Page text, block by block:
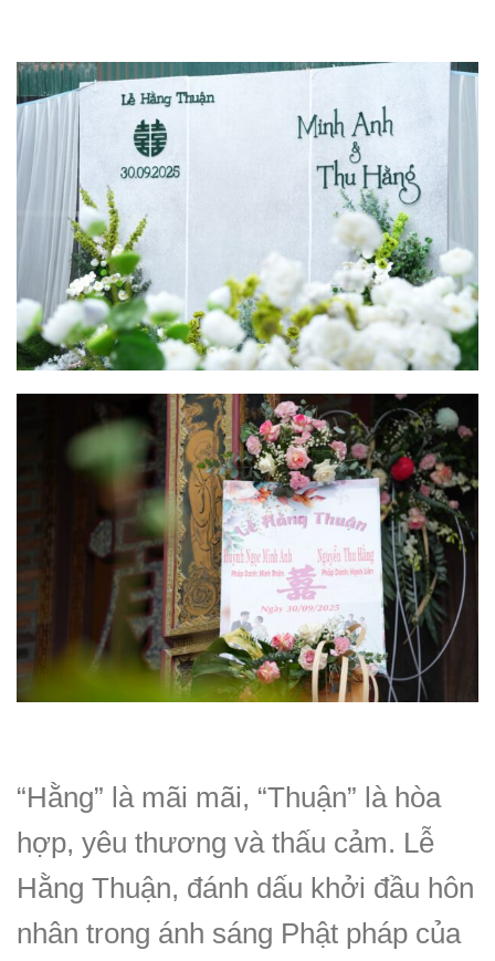
“Hằng” là mãi mãi, “Thuận” là hòa
hợp, yêu thương và thấu cảm. Lễ
Hằng Thuận, đánh dấu khởi đầu hôn
nhân trong ánh sáng Phật pháp của